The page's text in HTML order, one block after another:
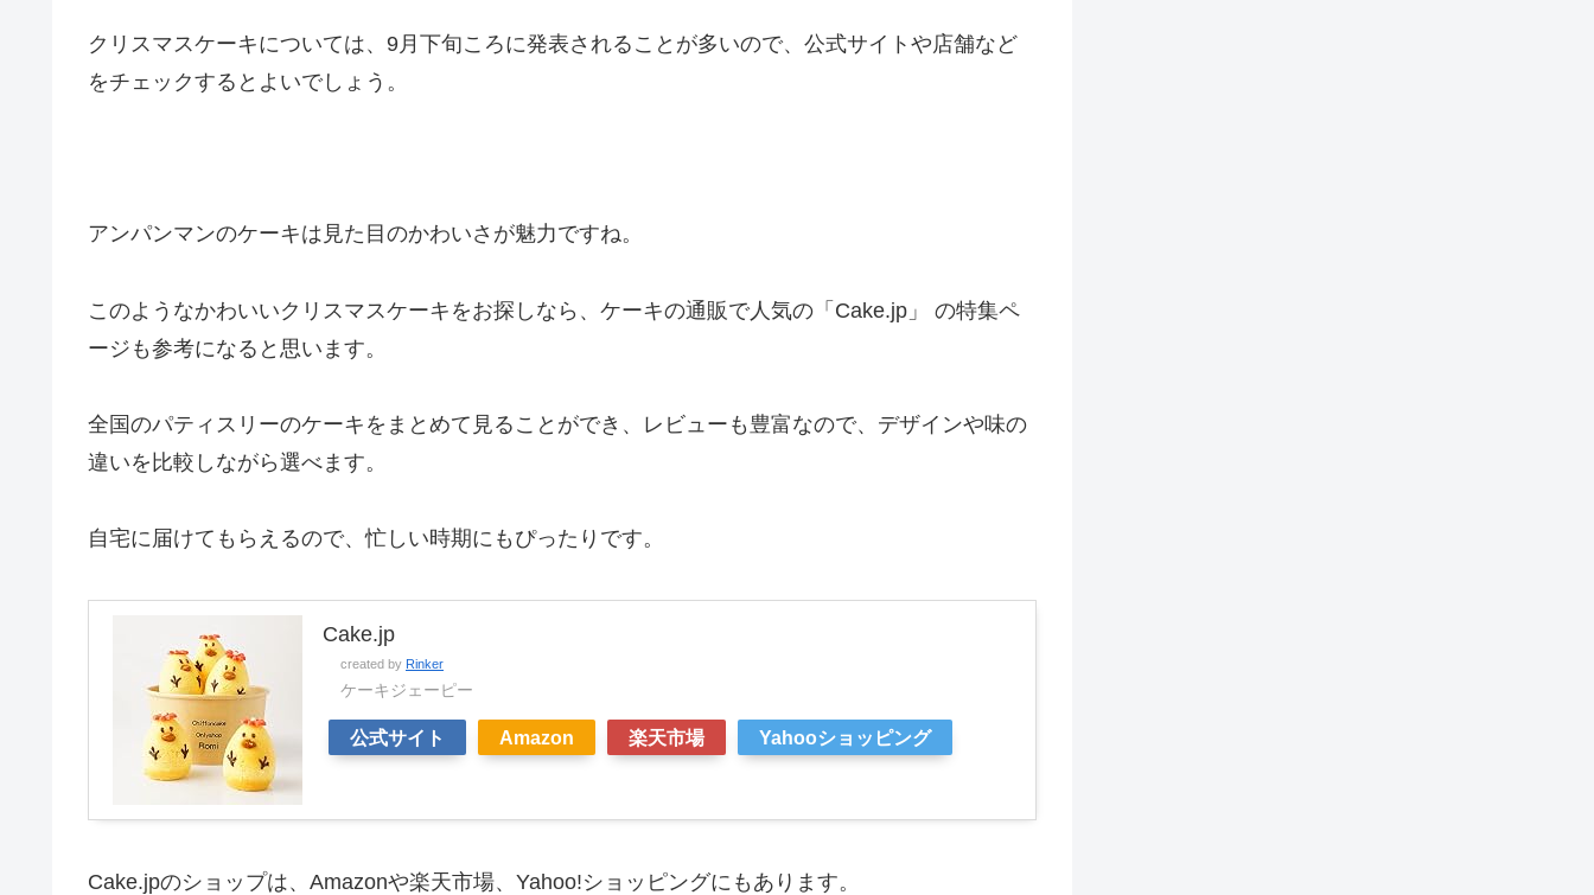
クリスマスケーキについては、9月下旬ころに発表されることが多いので、公式サイトや店舗など
をチェックするとよいでしょう。
アンパンマンのケーキは見た目のかわいさが魅力ですね。
このようなかわいいクリスマスケーキをお探しなら、ケーキの通販で人気の「Cake.jp」 の特集ペ
ージも参考になると思います。
全国のパティスリーのケーキをまとめて見ることができ、レビューも豊富なので、デザインや味の
違いを比較しながら選べます。
自宅に届けてもらえるので、忙しい時期にもぴったりです。
Cake.jp
created by Rinker
ケーキジェーピー
公式サイト Amazon 楽天市場 Yahooショッピング
Cake.jpのショップは、Amazonや楽天市場、Yahoo!ショッピングにもあります。